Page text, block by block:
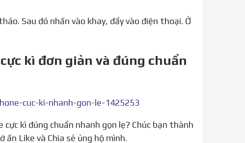
kì đơn giản và đúng chuẩn
cuc-ki-nhanh-gon-le-1425253
ấn Like và Chia sẻ ủng hộ mình.